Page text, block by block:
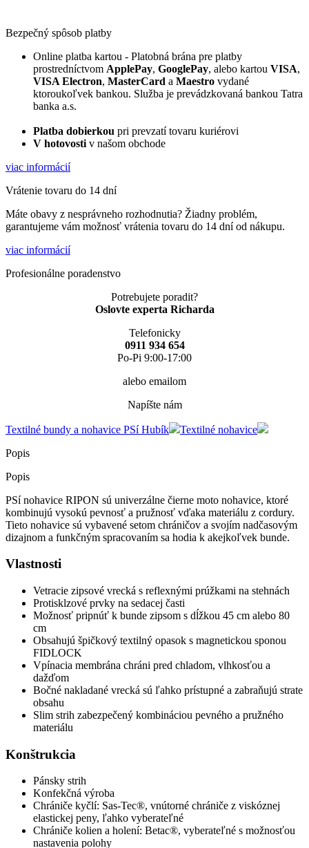
Bezpečný spôsob platby
Online platba kartou - Platobná brána pre platby
prostredníctvom ApplePay, GooglePay, alebo kartou VISA,
VISA Electron, MasterCard a Maestro vydané
ktoroukoľvek bankou. Služba je prevádzkovaná bankou Tatra
banka a.s.
Platba dobierkou pri prevzatí tovaru kuriérovi
V hotovosti v našom obchode
viac informácií
Vrátenie tovaru do 14 dní
Máte obavy z nesprávneho rozhodnutia? Žiadny problém,
garantujeme vám možnosť vrátenia tovaru do 14 dní od nákupu.
viac informácií
Profesionálne poradenstvo
Potrebujete poradit?
Oslovte experta Richarda
Telefonicky
0911 934 654
Po-Pi 9:00-17:00
alebo emailom
Napíšte nám
Textilné bundy a nohavice PSí Hubík
Textilné nohavice
Popis
Popis
PSí nohavice RIPON sú univerzálne čierne moto nohavice, ktoré
kombinujú vysokú pevnosť a pružnosť vďaka materiálu z cordury.
Tieto nohavice sú vybavené setom chráničov a svojím nadčasovým
dizajnom a funkčným spracovaním sa hodia k akejkoľvek bunde.
Vlastnosti
Vetracie zipsové vrecká s reflexnými prúžkami na stehnách
Protisklzové prvky na sedacej časti
Možnosť pripnúť k bunde zipsom s dĺžkou 45 cm alebo 80
cm
Obsahujú špičkový textilný opasok s magnetickou sponou
FIDLOCK
Vpínacia membrána chráni pred chladom, vlhkosťou a
dažďom
Bočné nakladané vrecká sú ľahko prístupné a zabraňujú strate
obsahu
Slim strih zabezpečený kombináciou pevného a pružného
materiálu
Konštrukcia
Pánsky strih
Konfekčná výroba
Chrániče kyčlí: Sas-Tec®, vnútorné chrániče z viskóznej
elastickej peny, ľahko vyberateľné
Chrániče kolien a holení: Betac®, vyberateľné s možnosťou
nastavenia polohy